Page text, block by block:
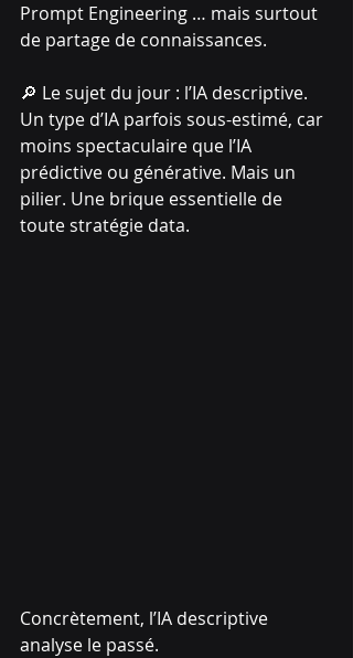
Prompt Engineering … mais surtout
de partage de connaissances.
🔎 Le sujet du jour : l’IA descriptive.
Un type d’IA parfois sous-estimé, car
moins spectaculaire que l’IA
prédictive ou générative. Mais un
pilier. Une brique essentielle de
toute stratégie data.
Concrètement, l’IA descriptive
analyse le passé.